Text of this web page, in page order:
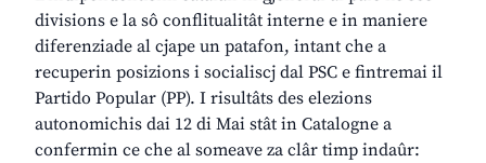
divisions e la sô conflitualitât interne e in maniere
diferenziade al cjape un patafon, intant che a
recuperin posizions i socialiscj dal PSC e fintremai il
Partido Popular (PP). I risultâts des elezions
autonomichis dai 12 di Mai stât in Catalogne a
confermin ce che al someave za clâr timp indaûr: